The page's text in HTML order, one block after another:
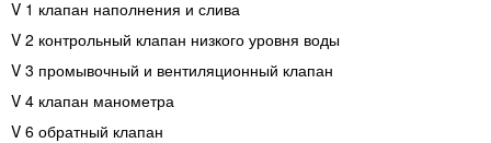
V 1 клапан наполнения и слива
V 2 контрольный клапан низкого уровня воды
V 3 промывочный и вентиляционный клапан
V 4 клапан манометра
V 6 обратный клапан